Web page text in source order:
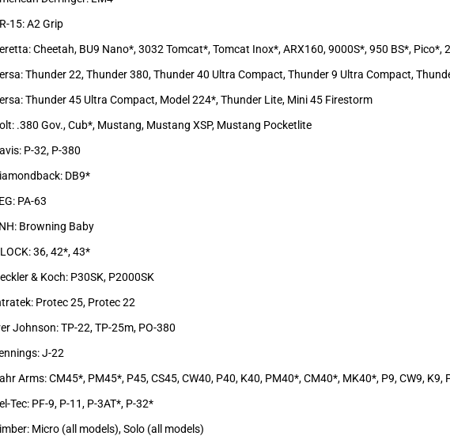
15: A2 Grip
Cheetah, BU9 Nano*, 3032 Tomcat*, Tomcat Inox*, ARX160, 9000S*, 950 BS*, Pico*,
Thunder 22, Thunder 380, Thunder 40 Ultra Compact, Thunder 9 Ultra Compact,
Thunder 45 Ultra Compact, Model 224*, Thunder Lite, Mini 45 Firestorm
.380 Gov., Cub*, Mustang, Mustang XSP, Mustang Pocketlite
P-32, P-380
DB9*
PA-63
Browning Baby
36, 42*, 43*
& Koch: P30SK, P2000SK
Protec 25, Protec 22
Johnson: TP-22, TP-25m, PO-380
J-22
Arms: CM45*, PM45*, P45, CS45, CW40, P40, K40, PM40*, CM40*, MK40*, P9, CW9,
Tec: PF-9, P-11, P-3AT*, P-32*
Micro (all models), Solo (all models)